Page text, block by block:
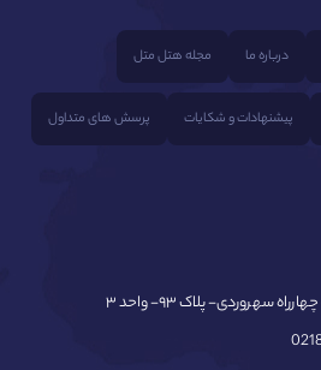
درباره ما مجله هتل متل
پیشنهادات و شکایات پرسش های متداول
سهروردی- پلاک ۹۳- واحد ۳